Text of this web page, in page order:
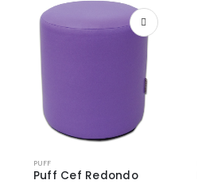
PUFF
Puff Cef Redondo